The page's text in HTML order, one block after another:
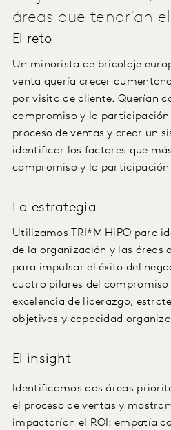
áreas que tendrían
El reto
Un minorista de bricolaje
venta quería crecer
por visita de cliente. Querían
compromiso y la participación
proceso de ventas y crear un
identificar los factores que
compromiso y la participación
La estrategia
Utilizamos TRI*M HiPO para
de la organización y las áreas
para impulsar el éxito del
cuatro pilares del compromiso
excelencia de liderazgo,
objetivos y capacidad
El insight
Identificamos dos áreas
el proceso de ventas y
impactarían el ROI: empatía